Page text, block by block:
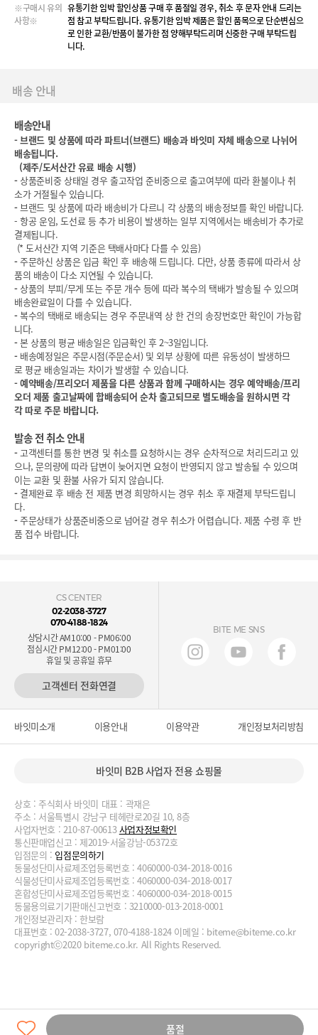
※구매시 유의
사항※
유통기한 임박 할인상품 구매 후 품절일 경우, 취소 후 문자 안내 드리는
점 참고 부탁드립니다. 유통기한 임박 제품은 할인 품목으로 단순변심으
로 인한 교환/반품이 불가한 점 양해부탁드리며 신중한 구매 부탁드립
니다.
배송 안내
배송안내
-브랜드 및 상품에 따라 파트너(브랜드) 배송과 바잇미 자체 배송으로 나뉘어
배송됩니다.
(제주/도서산간 유료 배송 시행)
- 상품준비중 상태일 경우 출고작업 준비중으로 출고여부에 따라 환불이나 취
소가 거절될수 있습니다.
-브랜드 및 상품에 따라 배송비가 다르니 각 상품의 배송정보를 확인 바랍니다.
- 항공 운임, 도선료 등 추가 비용이 발생하는 일부 지역에서는 배송비가 추가로
결제됩니다.
(* 도서산간 지역 기준은 택배사마다 다를 수 있음)
-주문하신 상품은 입금 확인 후 배송해 드립니다. 다만, 상품 종류에 따라서 상
품의 배송이 다소 지연될 수 있습니다.
- 상품의 부피/무게 또는 주문 개수 등에 따라 복수의 택배가 발송될 수 있으며
배송완료일이 다를 수 있습니다.
-복수의 택배로 배송되는 경우 주문내역 상 한 건의 송장번호만 확인이 가능합
니다.
-본 상품의 평균 배송일은 입금확인 후 2~3일입니다.
- 배송예정일은 주문시점(주문순서) 및 외부 상황에 따른 유동성이 발생하므
로 평균 배송일과는 차이가 발생할 수 있습니다.
-예약배송/프리오더 제품을 다른 상품과 함께 구매하시는 경우 예약배송/프리
오더 제품 출고날짜에 합배송되어 순차 출고되므로 별도배송을 원하시면 각
각 따로 주문 바랍니다.
발송 전 취소 안내
-고객센터를 통한 변경 및 취소를 요청하시는 경우 순차적으로 처리드리고 있
으나, 문의량에 따라 답변이 늦어지면 요청이 반영되지 않고 발송될 수 있으며
이는 교환 및 환불 사유가 되지 않습니다.
- 결제완료 후 배송 전 제품 변경 희망하시는 경우 취소 후 재결제 부탁드립니
다.
-주문상태가 상품준비중으로 넘어갈 경우 취소가 어렵습니다. 제품 수령 후 반
품 접수 바랍니다.
품절
CS CENTER
02-2038-3727
070-4188-1824
상담시간 AM10:00 - PM06:00
점심시간 PM12:00 - PM01:00
휴일 및 공휴일 휴무
고객센터 전화연결
BITE ME SNS
바잇미소개 이용안내 이용약관 개인정보처리방침
바잇미 B2B 사업자 전용 쇼핑몰
상호 : 주식회사 바잇미 대표 : 곽재은
주소 : 서울특별시 강남구 테헤란로20길 10, 8층
사업자번호 : 210-87-00613사업자정보확인
통신판매업신고 : 제2019-서울강남-05372호
입점문의 : 입점문의하기
동물성단미사료제조업등록번호 : 4060000-034-2018-0016
식물성단미사료제조업등록번호 : 4060000-034-2018-0017
혼합성단미사료제조업등록번호 : 4060000-034-2018-0015
동물용의료기기판매신고번호 : 3210000-013-2018-0001
개인정보관리자 : 한보람
대표번호 : 02-2038-3727, 070-4188-1824 이메일 : biteme@biteme.co.kr
copyrightⓒ2020 biteme.co.kr. All Rights Reserved.